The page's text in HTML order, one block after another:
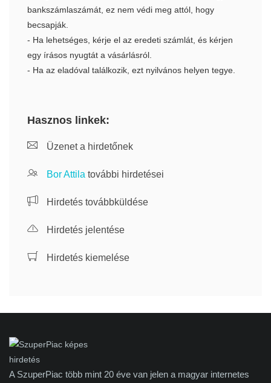
bankszámlaszámát, ez nem védi meg attól, hogy
becsapják.
- Ha lehetséges, kérje el az eredeti számlát, és kérjen
egy írásos nyugtát a vásárlásról.
- Ha az eladóval találkozik, ezt nyilvános helyen tegye.
Hasznos linkek:
Üzenet a hirdetőnek
Bor Attila további hirdetései
Hirdetés továbbküldése
Hirdetés jelentése
Hirdetés kiemelése
A SzuperPiac több mint 20 éve van jelen a magyar internetes